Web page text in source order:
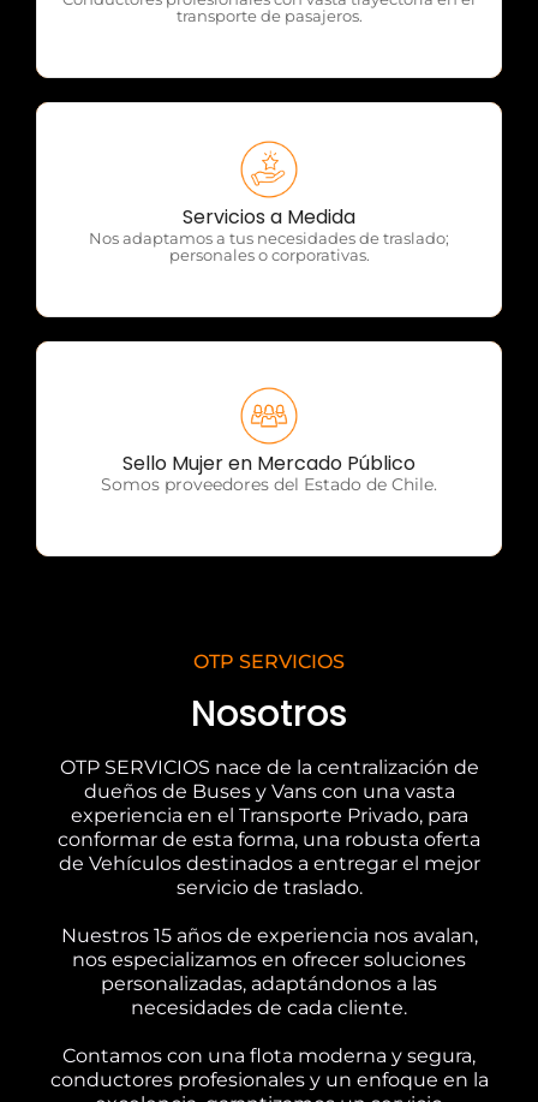
transporte de pasajeros.
Servicios a Medida
Nos adaptamos a tus necesidades de traslado;
personales o corporativas.
OTP Servicios
Sello Mujer en Mercado Público
Somos proveedores del Estado de Chile.
OTP Servicios
OTP SERVICIOS
Nosotros
OTP SERVICIOS nace de la centralización de
dueños de Buses y Vans con una vasta
experiencia en el Transporte Privado, para
conformar de esta forma, una robusta oferta
de Vehículos destinados a entregar el mejor
servicio de traslado.
Nuestros 15 años de experiencia nos avalan,
nos especializamos en ofrecer soluciones
personalizadas, adaptándonos a las
necesidades de cada cliente.
Contamos con una flota moderna y segura,
conductores profesionales y un enfoque en la